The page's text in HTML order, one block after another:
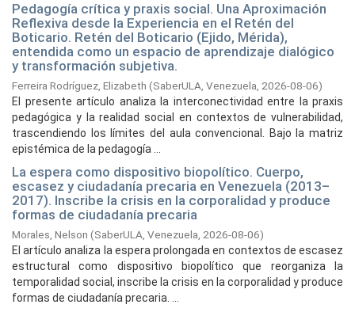
Pedagogía crítica y praxis social. Una Aproximación
Reflexiva desde la Experiencia en el Retén del
Boticario. Retén del Boticario (Ejido, Mérida),
entendida como un espacio de aprendizaje dialógico
y transformación subjetiva.
Ferreira Rodríguez, Elizabeth (SaberULA, Venezuela, 2026-08-06)
El presente artículo analiza la interconectividad entre la praxis
pedagógica y la realidad social en contextos de vulnerabilidad,
trascendiendo los límites del aula convencional. Bajo la matriz
epistémica de la pedagogía ...
La espera como dispositivo biopolítico. Cuerpo,
escasez y ciudadanía precaria en Venezuela (2013–
2017). Inscribe la crisis en la corporalidad y produce
formas de ciudadanía precaria
Morales, Nelson (SaberULA, Venezuela, 2026-08-06)
El artículo analiza la espera prolongada en contextos de escasez
estructural como dispositivo biopolítico que reorganiza la
temporalidad social, inscribe la crisis en la corporalidad y produce
formas de ciudadanía precaria. ...